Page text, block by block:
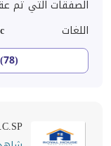
الصفقات التي تم
اللغات
(78) شاهد عقارات الوسيط